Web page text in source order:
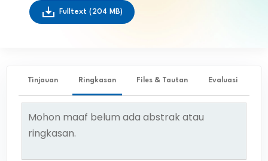
Fulltext (204 MB)
Tinjauan Ringkasan Files & Tautan Evaluasi
Mohon maaf belum ada abstrak atau
ringkasan.